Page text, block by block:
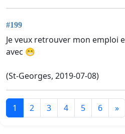
#199
Je veux retrouver mon emploi
avec 😁
(St-Georges, 2019-07-08)
1 2 3 4 5 6 »